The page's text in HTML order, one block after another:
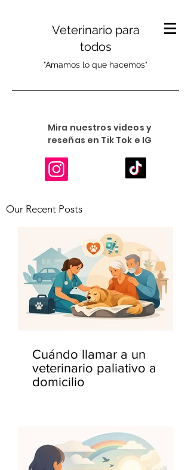
Veterinario para
todos
"Amamos lo que hacemos"
Mira nuestros videos y
reseñas en Tik Tok e IG
Our Recent Posts
Cuándo llamar a un
veterinario paliativo a
domicilio